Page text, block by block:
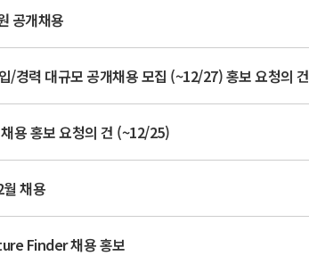
공개채용
/경력 대규모 공개채용 모집 (~12/27) 홍보 요청의 건
용 홍보 요청의 건 (~12/25)
채용
Finder 채용 홍보